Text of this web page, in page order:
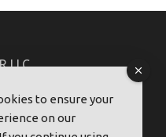
LLC
to ensure your
on our